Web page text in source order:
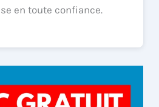
en toute confiance.